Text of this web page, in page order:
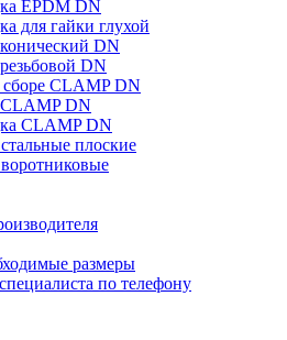
EPDM DN
для гайки глухой
DN
DN
CLAMP DN
DN
CLAMP DN
плоские
размеры
по телефону